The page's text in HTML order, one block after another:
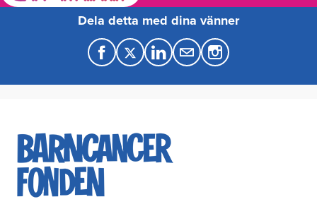
Dela detta med dina vänner
F
a
e
b
T
w
t
t
L
i
k
e
M
a